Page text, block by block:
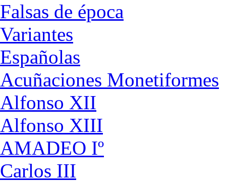
Falsas de época
Variantes
Españolas
Acuñaciones Monetiformes
Alfonso XII
Alfonso XIII
AMADEO Iº
Carlos III